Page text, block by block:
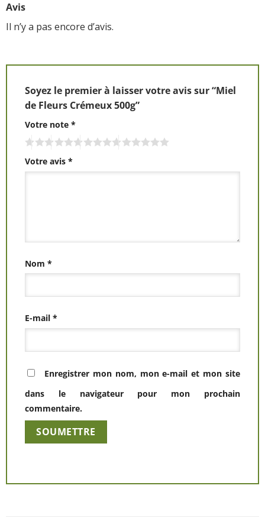
Avis
Il n’y a pas encore d’avis.
Soyez le premier à laisser votre avis sur “Miel
de Fleurs Crémeux 500g”
Votre note *
Votre avis *
Nom *
E-mail *
Enregistrer mon nom, mon e-mail et mon site
dans le navigateur pour mon prochain
commentaire.